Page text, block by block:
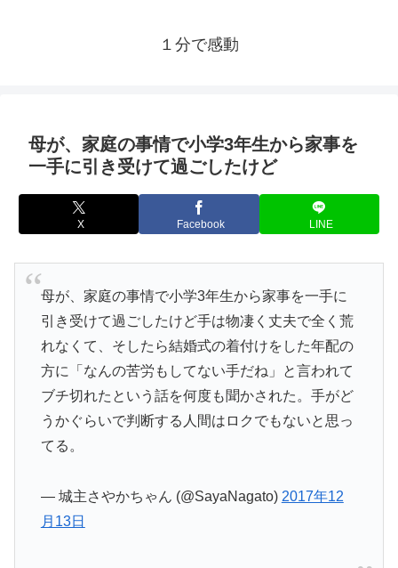
１分で感動
母が、家庭の事情で小学3年生から家事を
一手に引き受けて過ごしたけど
X Facebook LINE
母が、家庭の事情で小学3年生から家事を一手に
引き受けて過ごしたけど手は物凄く丈夫で全く荒
れなくて、そしたら結婚式の着付けをした年配の
方に「なんの苦労もしてない手だね」と言われて
ブチ切れたという話を何度も聞かされた。手がど
うかぐらいで判断する人間はロクでもないと思っ
てる。
— 城主さやかちゃん (@SayaNagato) 2017年12
月13日